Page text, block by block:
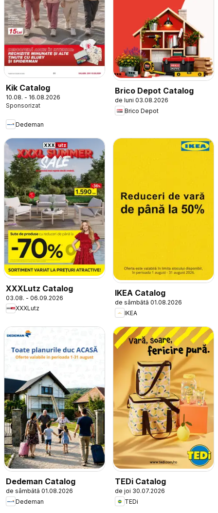
Kik Catalog
10.08. - 16.08.2026
Dedeman
Brico Depot Catalog
de luni 03.08.2026
Brico Depot
XXXLutz Catalog
03.08. - 06.09.2026
XXXLutz
IKEA Catalog
de sâmbătă 01.08.2026
IKEA
Dedeman Catalog
de sâmbătă 01.08.2026
Dedeman
TEDi Catalog
de joi 30.07.2026
TEDi